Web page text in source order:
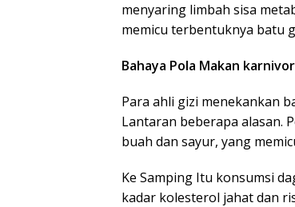
menyaring limbah sisa
memicu terbentuknya batu
Bahaya Pola Makan
Para ahli gizi menekankan
Lantaran beberapa alasan.
buah dan sayur, yang
Ke Samping Itu konsumsi
kadar kolesterol jahat dan